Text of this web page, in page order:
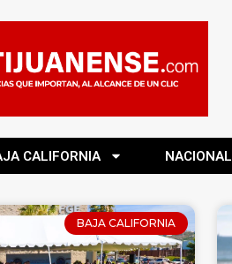
CALIFORNIA NACIONAL
BAJA CALIFORNIA